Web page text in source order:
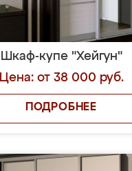
Шкаф-купе "Хейгун"
Цена: от 38 000 руб.
ПОДРОБНЕЕ